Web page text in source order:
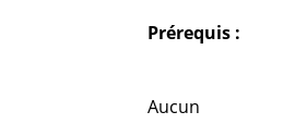
Prérequis :
Aucun